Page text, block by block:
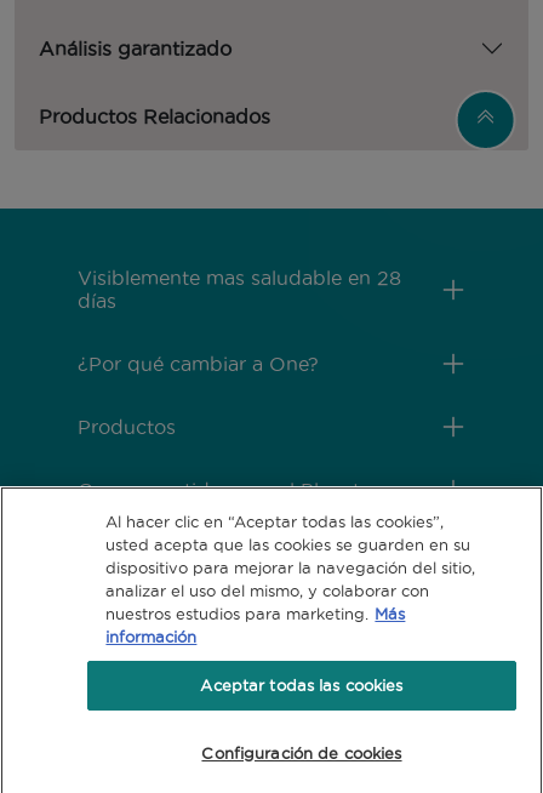
Análisis garantizado
Productos Relacionados
Visiblemente mas saludable en 28
días
¿Por qué cambiar a One?
Productos
Comprometidos con el Planeta
Legales
Al hacer clic en “Aceptar todas las cookies”,
usted acepta que las cookies se guarden en su
dispositivo para mejorar la navegación del sitio,
analizar el uso del mismo, y colaborar con
nuestros estudios para marketing.
Más
información
Configuración de cookies
Aceptar todas las cookies